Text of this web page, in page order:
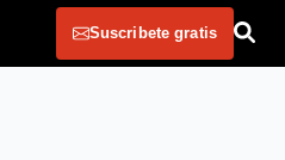
Suscribete gratis